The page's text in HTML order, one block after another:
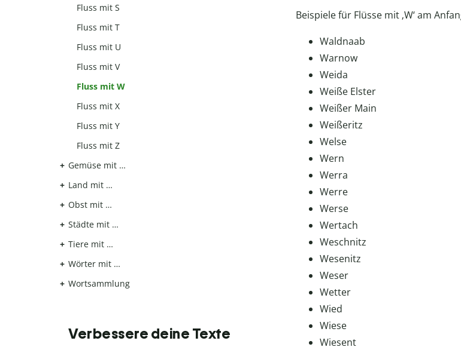
Beispiele für Flüsse mit ‚W‘ am
Waldnaab
Warnow
Weida
Weiße Elster
Weißer Main
Weißeritz
Welse
Wern
Werra
Werre
Werse
Wertach
Weschnitz
Wesenitz
Weser
Wetter
Wied
Wiese
Wiesent
Fluss mit S
Fluss mit T
Fluss mit U
Fluss mit V
Fluss mit W
Fluss mit X
Fluss mit Y
Fluss mit Z
Gemüse mit …
Land mit …
Obst mit …
Städte mit …
Tiere mit …
Wörter mit …
Wortsammlung
Verbessere deine Texte